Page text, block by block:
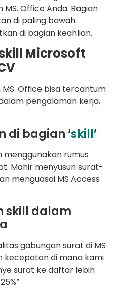
Office Anda. Bagian
di paling bawah.
di bagian keahlian.
Microsoft
Office bisa tercantum
pengalaman kerja,
di bagian ‘skill’
menggunakan rumus
Mahir menyusun surat-
menguasai MS Access
skill dalam
gabungan surat di MS
kecepatan di mana kami
surat ke daftar lebih